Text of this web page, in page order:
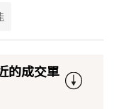
的成交單